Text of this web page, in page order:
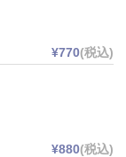
¥770(税込)
¥880(税込)